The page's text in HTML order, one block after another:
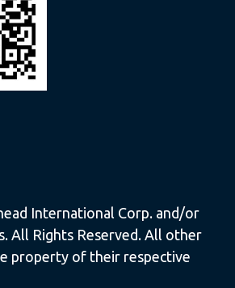
International Corp. and/or
All Rights Reserved. All other
property of their respective